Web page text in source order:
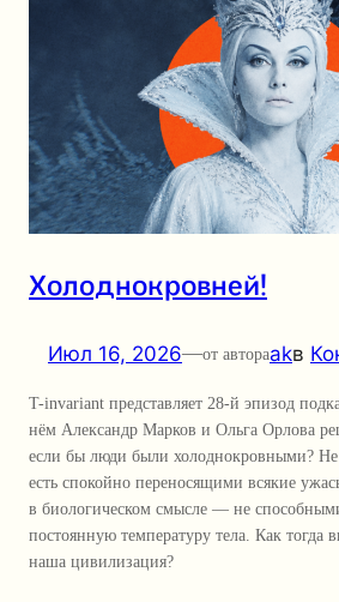
Холоднокровней!
Июл 16, 2026—от автораakв
T-invariant представляет 28-й эпизод
нём Александр Марков и Ольга Орлова
если бы люди были холоднокровными?
есть спокойно переносящими всякие
в биологическом смысле — не
постоянную температуру тела. Как тогда
наша цивилизация?